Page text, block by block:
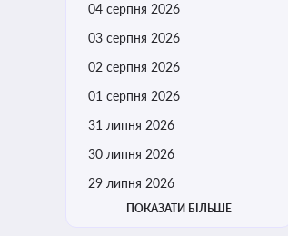
04 серпня 2026
03 серпня 2026
02 серпня 2026
01 серпня 2026
31 липня 2026
30 липня 2026
29 липня 2026
ПОКАЗАТИ БІЛЬШЕ